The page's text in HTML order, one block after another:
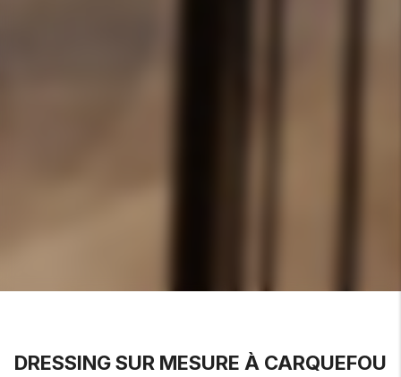
DRESSING SUR MESURE À CARQUEFOU